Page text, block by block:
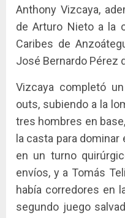
Anthony Vizcaya,
de Arturo Nieto a la
Caribes de
José Bernardo Pérez
Vizcaya completó
outs, subiendo a la
tres hombres en
la casta para
en un turno
envíos, y a Tomás
había corredores en
segundo juego